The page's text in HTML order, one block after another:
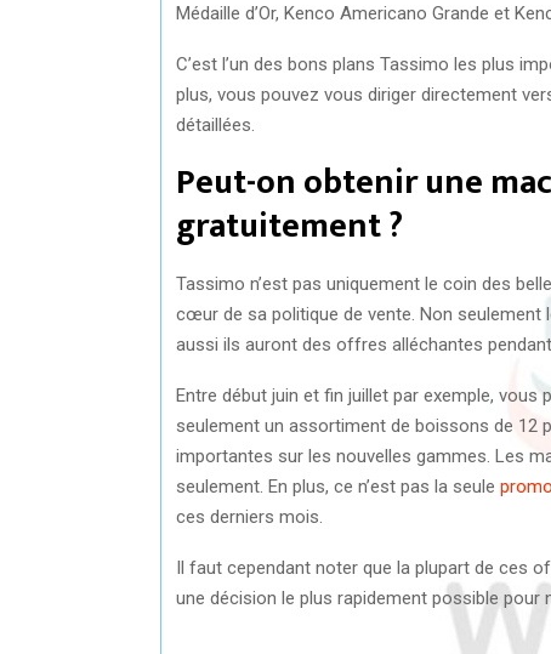
Médaille d’Or, Kenco Americano Grande et
C’est l’un des bons plans Tassimo les plus
plus, vous pouvez vous diriger directement
détaillées.
Peut-on obtenir une
gratuitement ?
Tassimo n’est pas uniquement le coin des
cœur de sa politique de vente. Non seulement
aussi ils auront des offres alléchantes
Entre début juin et fin juillet par exemple, vous
seulement un assortiment de boissons de 12
importantes sur les nouvelles gammes. Les
seulement. En plus, ce n’est pas la seule
ces derniers mois.
Il faut cependant noter que la plupart de ces
une décision le plus rapidement possible pour